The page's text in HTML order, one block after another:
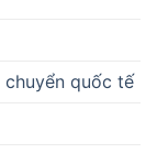
quốc tế